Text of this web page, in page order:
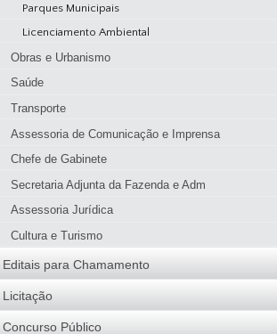
Codema
Parques Municipais
Parque Natural Municipal Dona Ziza
Licenciamento Ambiental
Obras e Urbanismo
Saúde
Transporte
Assessoria de Comunicação e Imprensa
Chefe de Gabinete
Secretaria Adjunta da Fazenda e Adm
Assessoria Jurídica
Cultura e Turismo
Editais para Chamamento
Licitação
Editais Abertos
Concurso Público